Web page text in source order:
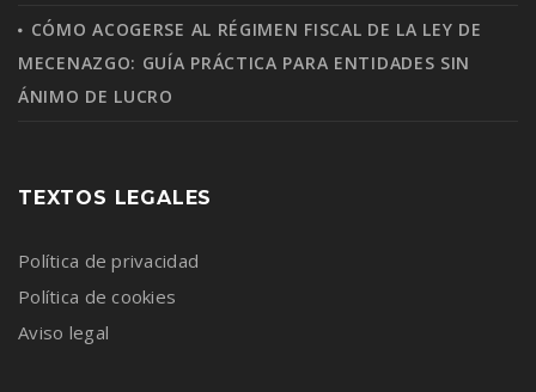
CÓMO ACOGERSE AL RÉGIMEN FISCAL DE LA LEY DE
MECENAZGO: GUÍA PRÁCTICA PARA ENTIDADES SIN
ÁNIMO DE LUCRO
TEXTOS LEGALES
Política de privacidad
Política de cookies
Aviso legal